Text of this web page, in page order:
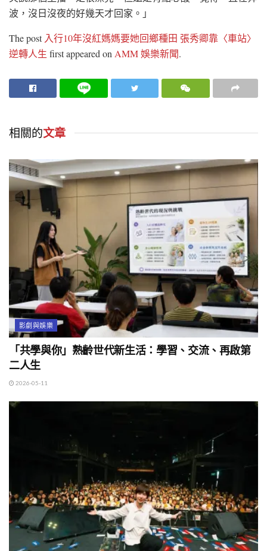
波，沒日沒夜的好幾天才回家。」
The post 入行10年沒紅媽媽要她回鄉種田 張秀卿靠〈車站〉
逆轉人生 first appeared on AMM 娛樂新聞.
相關的文章
影劇與娛樂
「共學與你」熟齡世代新生活：學習、交流、再啟第
二人生
2026-05-11